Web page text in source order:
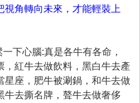
角轉向未來，才能輕裝上
下心腦:真是各牛有各命，
紅牛去做飲料，黑白牛去產
星座，肥牛被涮鍋，和牛去做
牛去撕名牌，聱牛去做奢侈